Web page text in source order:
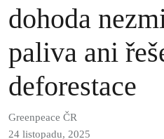
dohoda
paliva ani
deforestace
Greenpeace ČR
24 listopadu, 2025